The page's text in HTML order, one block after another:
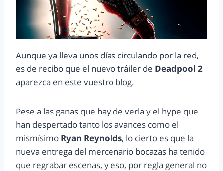
Aunque ya lleva unos días circulando por la red,
es de recibo que el nuevo tráiler de Deadpool 2
aparezca en este vuestro blog.
Pese a las ganas que hay de verla y el hype que
han despertado tanto los avances como el
mismísimo Ryan Reynolds, lo cierto es que la
nueva entrega del mercenario bocazas ha tenido
que regrabar escenas, y eso, por regla general no